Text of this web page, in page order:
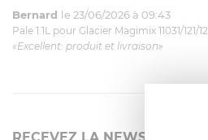
Bernard le 23/06/2026 à 09:43
Pale 1.1L pour Glacier Magimix 11031/121/
«Excellent: produit et livraison»